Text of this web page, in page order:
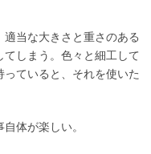
当な大きさと重さのある
しまう。色々と細工して
ていると、それを使いた
体が楽しい。